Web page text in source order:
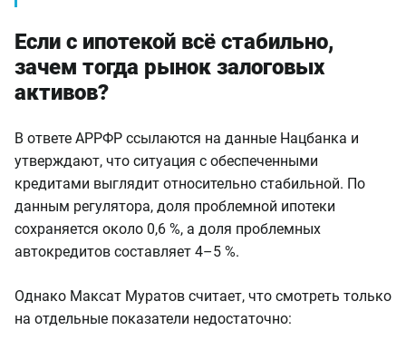
Если с ипотекой всё стабильно,
зачем тогда рынок залоговых
активов?
В ответе АРРФР ссылаются на данные Нацбанка и
утверждают, что ситуация с обеспеченными
кредитами выглядит относительно стабильной. По
данным регулятора, доля проблемной ипотеки
сохраняется около 0,6 %, а доля проблемных
автокредитов составляет 4–5 %.
Однако Максат Муратов считает, что смотреть только
на отдельные показатели недостаточно: